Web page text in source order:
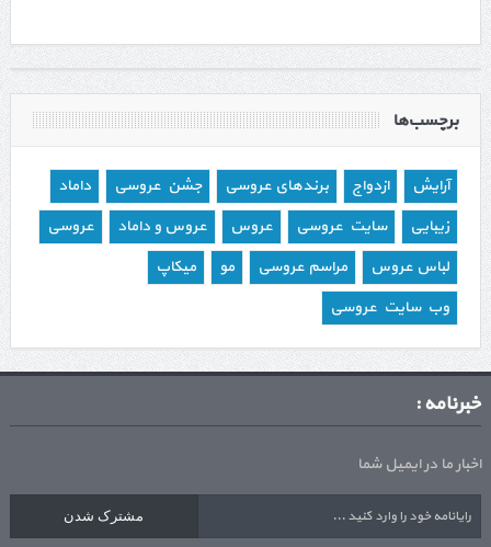
برچسب‌ها
آرایش ازدواج برندهای عروسی جشن عروسی
داماد
زیبایی
سایت عروسی عروس عروس و داماد
عروسی
لباس عروس
مراسم عروسی مو
میکاپ
وب سایت عروسی
خبرنامه :
اخبار ما در ایمیل شما
مشترک شدن